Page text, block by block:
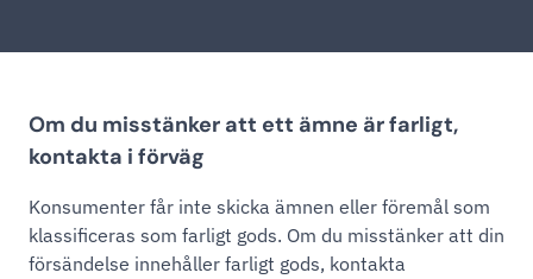
Om du misstänker att ett ämne är farligt,
kontakta i förväg
Konsumenter får inte skicka ämnen eller föremål som
klassificeras som farligt gods. Om du misstänker att din
försändelse innehåller farligt gods, kontakta